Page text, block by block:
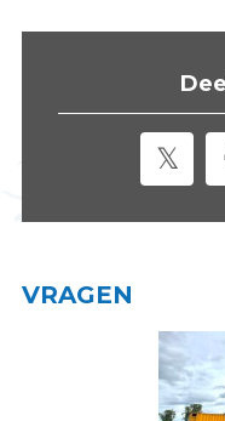
VRAGEN